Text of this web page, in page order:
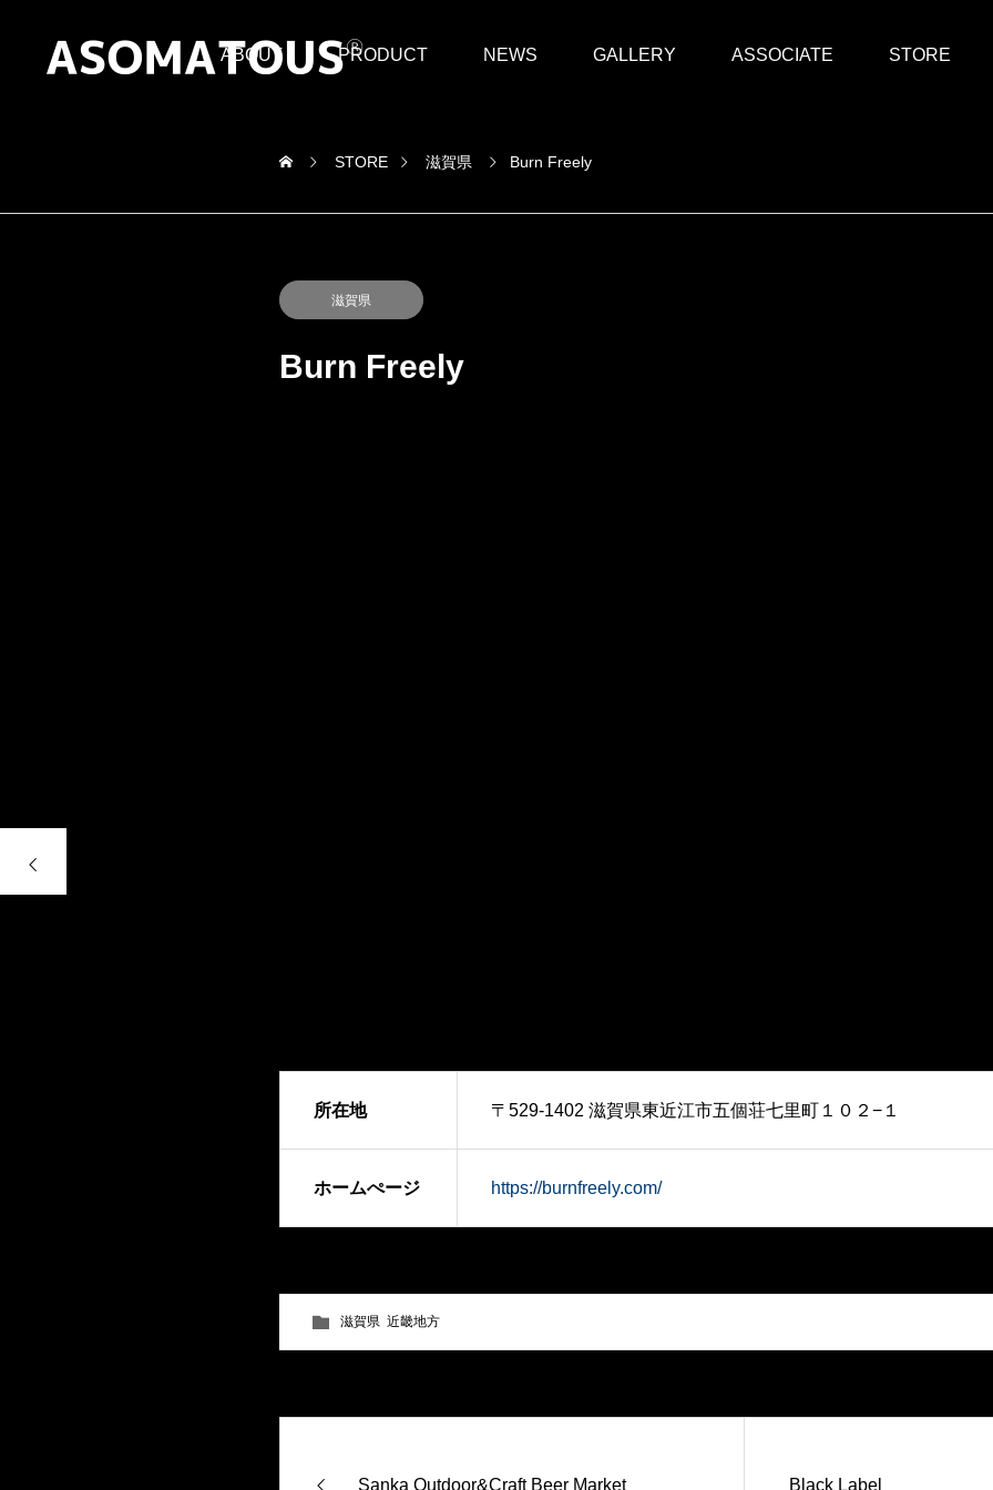
ABOUT PRODUCT NEWS GALLERY ASSOCIATE STORE
STORE 滋賀県 Burn Freely
滋賀県
Burn Freely
所在地 〒529-1402 滋賀県東近江市五個荘七里町１０２−１
ホームぺージ https://burnfreely.com/
滋賀県 近畿地方
Sanka Outdoor&Craft Beer Market Black Label